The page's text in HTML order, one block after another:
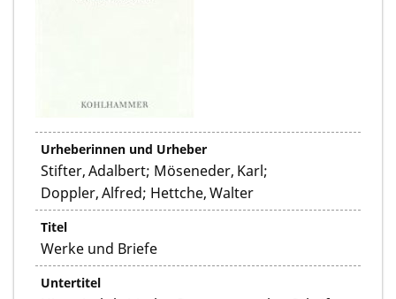
Urheberinnen und Urheber
Stifter, Adalbert; Möseneder, Karl;
Doppler, Alfred; Hettche, Walter
Titel
Werke und Briefe
Untertitel